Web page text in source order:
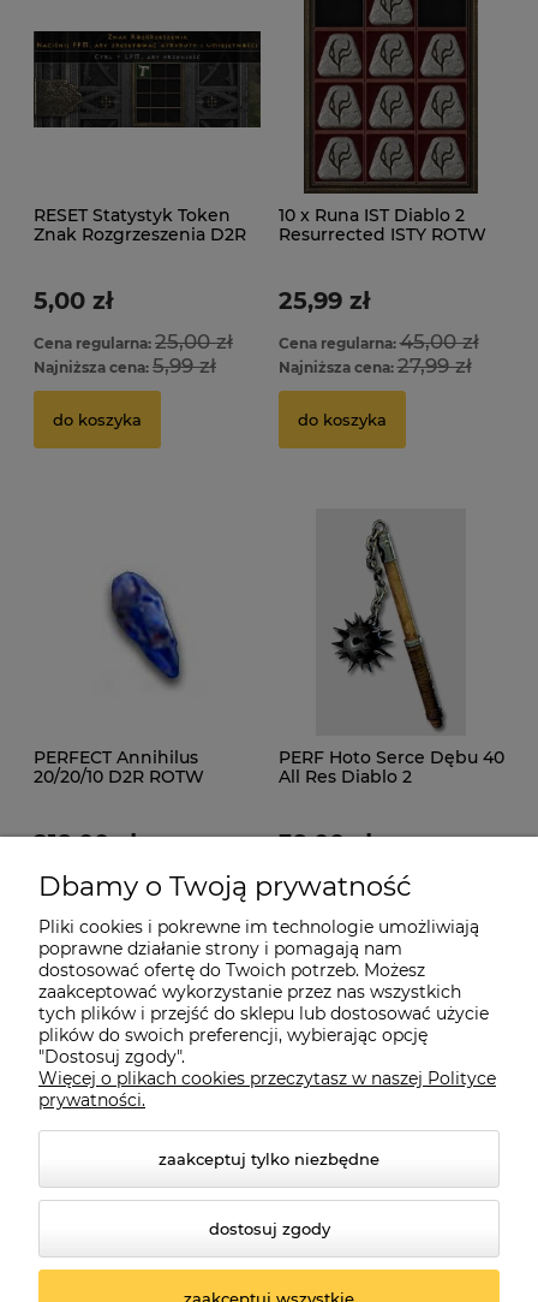
RESET Statystyk Token
Znak Rozgrzeszenia D2R
5,00 zł
Cena regularna: 25,00 zł
Najniższa cena: 5,99 zł
do koszyka
10 x Runa IST Diablo 2
Resurrected ISTY ROTW
25,99 zł
Cena regularna:45,00 zł
Najniższa cena:27,99 zł
do koszyka
PERFECT Annihilus
20/20/10 D2R ROTW
219,00 zł
Cena regularna:249,00 zł
249,00 zł
do koszyka
PERF Hoto Serce Dębu 40
All Res Diablo 2
39,00 zł
Cena regularna:99,00 zł
do koszyka
Informacje
Płatności i dostawa
Dbamy o Twoją prywatność
Pliki cookies i pokrewne im technologie umożliwiają
poprawne działanie strony i pomagają nam
dostosować ofertę do Twoich potrzeb. Możesz
zaakceptować wykorzystanie przez nas wszystkich
tych plików i przejść do sklepu lub dostosować użycie
plików do swoich preferencji, wybierając opcję
"Dostosuj zgody".
Więcej o plikach cookies przeczytasz w naszej Polityce
prywatności.
zaakceptuj tylko niezbędne
dostosuj zgody
zaakceptuj wszystkie